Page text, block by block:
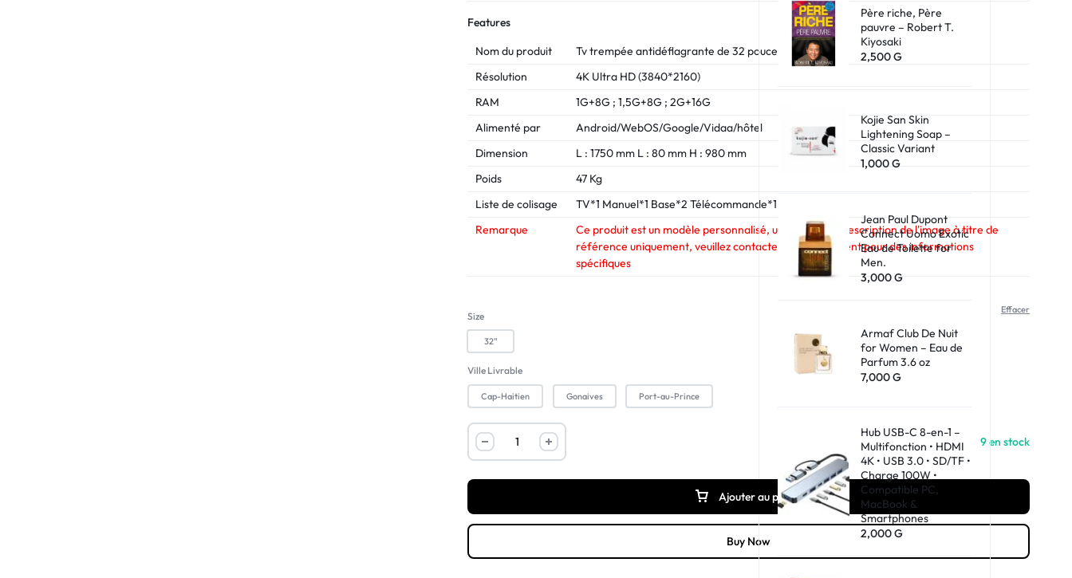
Shop What's New
Sign in
Features
Nom du produit
Tv trempée antidéflagrante de 32 pouces
Résolution
4K Ultra HD (3840*2160)
RAM
1G+8G ; 1,5G+8G ; 2G+16G
Alimenté par
Android/WebOS/Google/Vidaa/hôtel
Dimension
L : 1750 mm L : 80 mm H : 980 mm
Poids
47 Kg
Liste de colisage
TV*1 Manuel*1 Base*2 Télécommande*1
Remarque
Ce produit est un modèle personnalisé, un prix et une description de l'image à titre de
référence uniquement, veuillez contacter le service client pour des informations
spécifiques
Size
32"
Ville Livrable
Cap-Haitien Gonaives Port-au-Prince
Effacer
9 en stock
Ajouter au panier
Buy Now
Père riche, Père
pauvre – Robert T.
Kiyosaki
2,500G
Kojie San Skin
Lightening Soap –
Classic Variant
1,000G
Jean Paul Dupont
Connect Uomo Exotic
Eau de Toilette for
Men.
3,000G
Armaf Club De Nuit
for Women – Eau de
Parfum 3.6 oz
7,000G
Hub USB-C 8-en-1 –
Multifonction • HDMI
4K • USB 3.0 • SD/TF •
Charge 100W •
Compatible PC,
MacBook &
Smartphones
2,000G